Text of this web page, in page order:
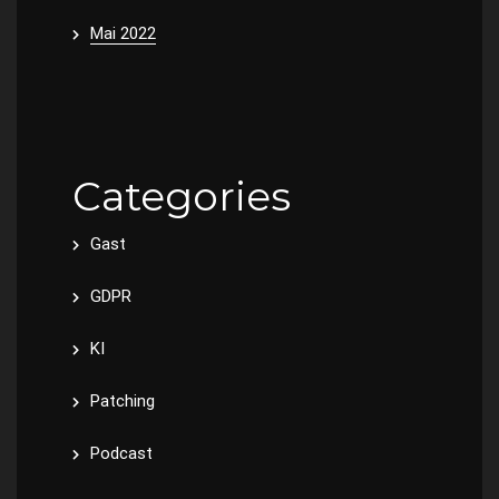
Mai 2022
Categories
Gast
GDPR
KI
Patching
Podcast